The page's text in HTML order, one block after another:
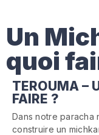
Un
quoi
TEROUMA –
FAIRE ?
Dans notre paracha
construire un